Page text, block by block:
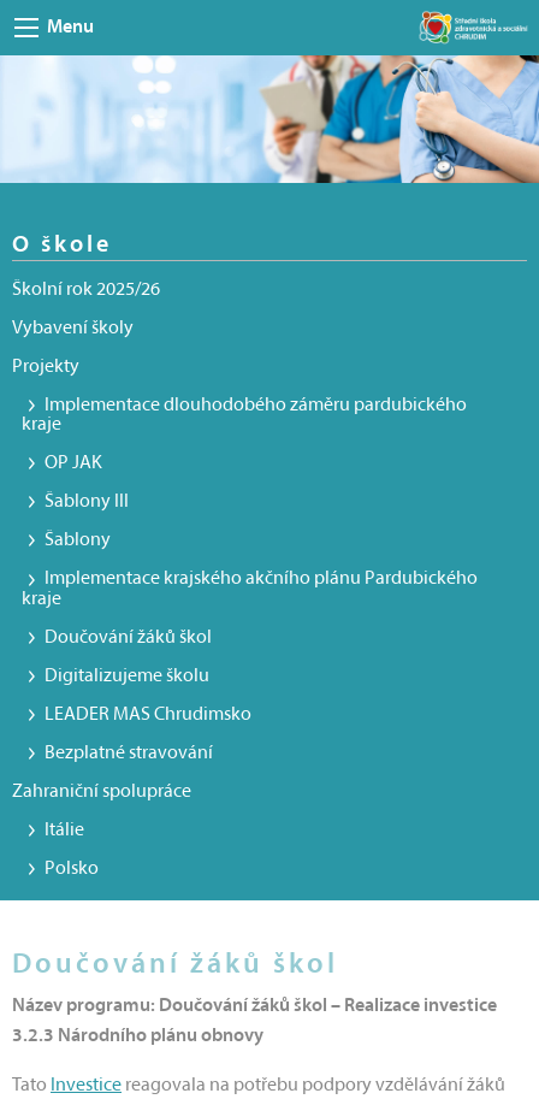
Menu
O škole
Školní rok 2025/26
Vybavení školy
Projekty
Implementace dlouhodobého záměru pardubického
kraje
OP JAK
Šablony III
Šablony
Implementace krajského akčního plánu Pardubického
kraje
Doučování žáků škol
Digitalizujeme školu
LEADER MAS Chrudimsko
Bezplatné stravování
Zahraniční spolupráce
Itálie
Polsko
Doučování žáků škol
Název programu: Doučování žáků škol – Realizace investice
3.2.3 Národního plánu obnovy
Tato Investice reagovala na potřebu podpory vzdělávání žáků